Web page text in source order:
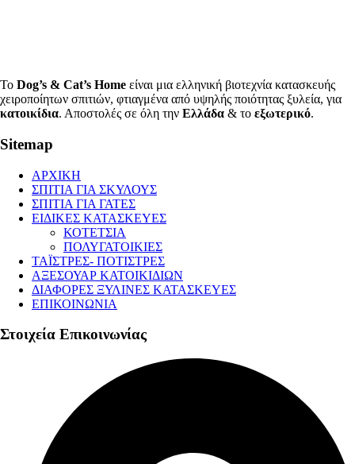
Το Dog’s & Cat’s Home είναι μια ελληνική βιοτεχνία κατασκευής
χειροποίητων σπιτιών, φτιαγμένα από υψηλής ποιότητας ξυλεία, για
κατοικίδια. Αποστολές σε όλη την Ελλάδα & το εξωτερικό.
Sitemap
ΑΡΧΙΚΗ
ΣΠΙΤΙΑ ΓΙΑ ΣΚΥΛΟΥΣ
ΣΠΙΤΙΑ ΓΙΑ ΓΑΤΕΣ
ΕΙΔΙΚΕΣ ΚΑΤΑΣΚΕΥΕΣ
ΚΟΤΕΤΣΙΑ
ΠΟΛΥΓΑΤΟΙΚΙΕΣ
ΤΑΪΣΤΡΕΣ- ΠΟΤΙΣΤΡΕΣ
ΑΞΕΣΟΥΑΡ ΚΑΤΟΙΚΙΔΙΩΝ
ΔΙΑΦΟΡΕΣ ΞΥΛΙΝΕΣ ΚΑΤΑΣΚΕΥΕΣ
ΕΠΙΚΟΙΝΩΝΙΑ
Στοιχεία Επικοινωνίας